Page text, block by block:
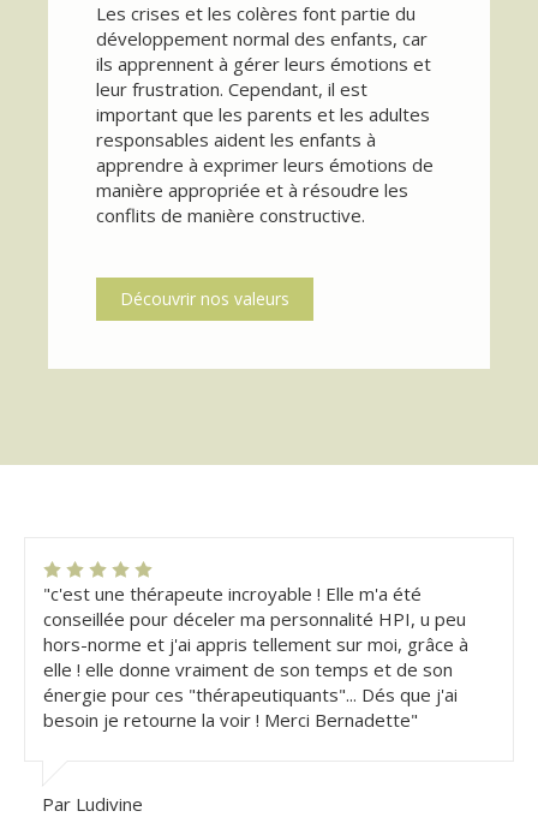
Les crises et les colères font partie du
développement normal des enfants, car
ils apprennent à gérer leurs émotions et
leur frustration. Cependant, il est
important que les parents et les adultes
responsables aident les enfants à
apprendre à exprimer leurs émotions de
manière appropriée et à résoudre les
conflits de manière constructive.
Découvrir nos valeurs
"c'est une thérapeute incroyable ! Elle m'a été
conseillée pour déceler ma personnalité HPI, u peu
hors-norme et j'ai appris tellement sur moi, grâce à
elle ! elle donne vraiment de son temps et de son
énergie pour ces "thérapeutiquants"... Dés que j'ai
besoin je retourne la voir ! Merci Bernadette"
Par Ludivine